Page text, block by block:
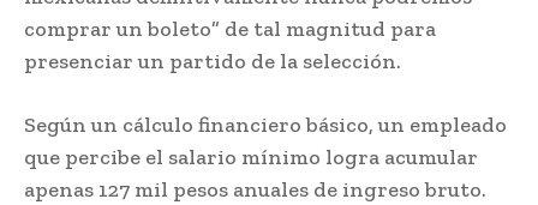
comprar un boleto” de tal magnitud para
presenciar un partido de la selección.
Según un cálculo financiero básico, un empleado
que percibe el salario mínimo logra acumular
apenas 127 mil pesos anuales de ingreso bruto.